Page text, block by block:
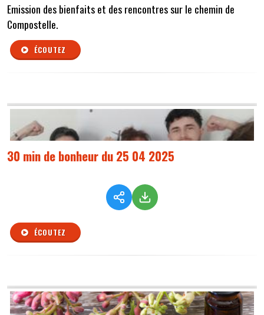
Emission des bienfaits et des rencontres sur le chemin de
Compostelle.
ÉCOUTEZ
30 min de bonheur du 25 04 2025
ÉCOUTEZ